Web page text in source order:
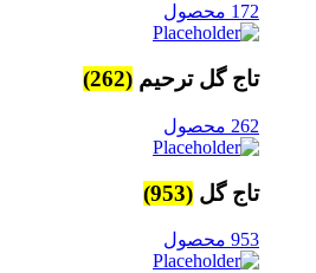
172 محصول
تاج گل ترحیم (262)
262 محصول
تاج گل (953)
953 محصول